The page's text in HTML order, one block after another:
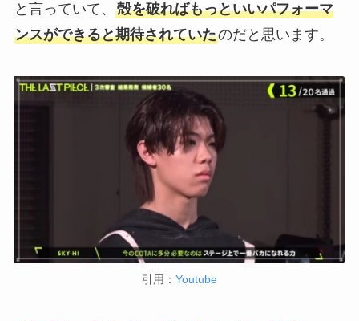
と言っていて、 殻を破ればもっといいパフォーマ
ンスができると期待されていたのだと思います。
引用： Youtube